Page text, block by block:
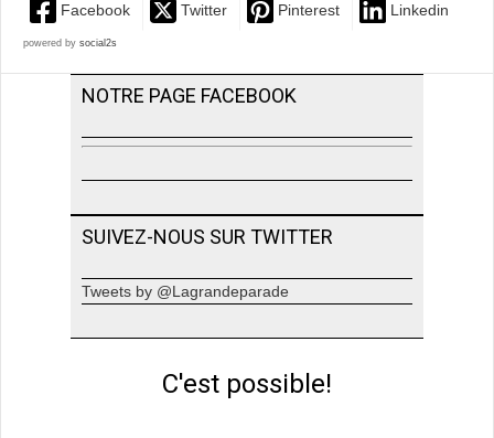
Facebook Twitter Pinterest Linkedin
powered by social2s
NOTRE PAGE FACEBOOK
SUIVEZ-NOUS SUR TWITTER
Tweets by @Lagrandeparade
C'est possible!